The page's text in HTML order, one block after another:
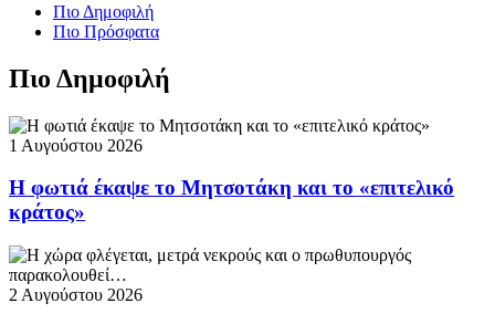
Πιο Δημοφιλή
Πιο Πρόσφατα
Πιο Δημοφιλή
1 Αυγούστου 2026
Η φωτιά έκαψε το Μητσοτάκη και το «επιτελικό
κράτος»
2 Αυγούστου 2026